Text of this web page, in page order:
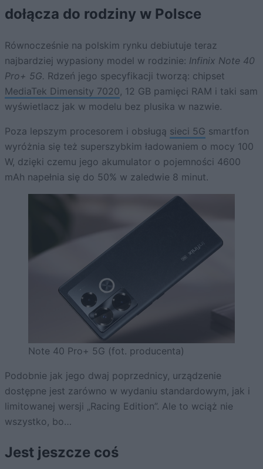
dołącza do rodziny w Polsce
Równocześnie na polskim rynku debiutuje teraz
najbardziej wypasiony model w rodzinie: Infinix Note 40
Pro+ 5G. Rdzeń jego specyfikacji tworzą: chipset
MediaTek Dimensity 7020, 12 GB pamięci RAM i taki sam
wyświetlacz jak w modelu bez plusika w nazwie.
Poza lepszym procesorem i obsługą sieci 5G smartfon
wyróżnia się też superszybkim ładowaniem o mocy 100
W, dzięki czemu jego akumulator o pojemności 4600
mAh napełnia się do 50% w zaledwie 8 minut.
Note 40 Pro+ 5G (fot. producenta)
Podobnie jak jego dwaj poprzednicy, urządzenie
dostępne jest zarówno w wydaniu standardowym, jak i
limitowanej wersji „Racing Edition”. Ale to wciąż nie
wszystko, bo…
Jest jeszcze coś